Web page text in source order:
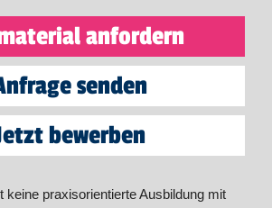
anfordern
senden
bewerben
keine praxisorientierte Ausbildung mit